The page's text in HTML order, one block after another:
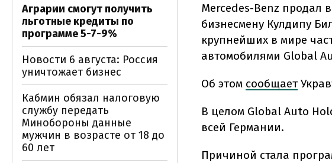
Mercedes-Benz продал
бизнесмену Кулдипу
крупнейших в мире
автомобилями Global
Об этом сообщает
В целом Global Auto
всей Германии.
Причиной стала
Аграрии смогут получить
льготные кредиты по
программе 5-7-9%
Новости 6 августа: Россия
уничтожает бизнес
Кабмин обязал налоговую
службу передать
Минобороны данные
мужчин в возрасте от 18 до
60 лет